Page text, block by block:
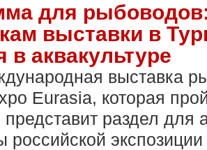
для
выставки в
в аквакультуре
выставка
Eurasia, которая
раздел для
российской